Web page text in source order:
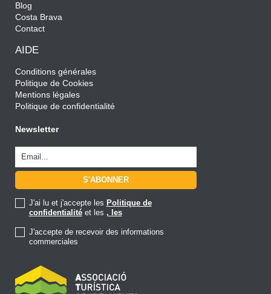
Blog
Costa Brava
Contact
AIDE
Conditions générales
Politique de Cookies
Mentions légales
Politique de confidentialité
Newsletter
J'ai lu et j'accepte les Politique de
confidentialitéet les , les
J'accepte de recevoir des informations
commerciales